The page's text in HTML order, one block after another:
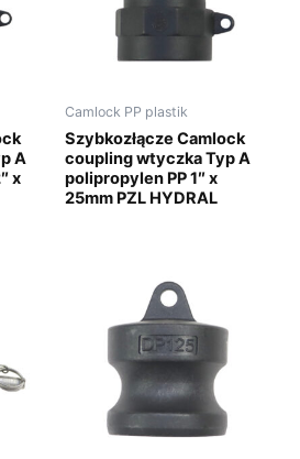
A
x
Camlock PP plastik
Szybkozłącze Camlock
coupling wtyczka Typ A
polipropylen PP 1″ x
25mm PZL HYDRAL